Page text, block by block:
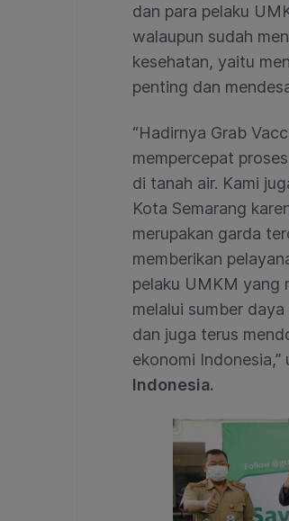
dan para pelaku
walaupun sudah
kesehatan, yaitu
penting dan
“Hadirnya Grab
mempercepat
di tanah air. Kami
Kota Semarang
merupakan garda
memberikan
pelaku UMKM yang
melalui sumber
dan juga terus
ekonomi Indonesia,”
Indonesia.